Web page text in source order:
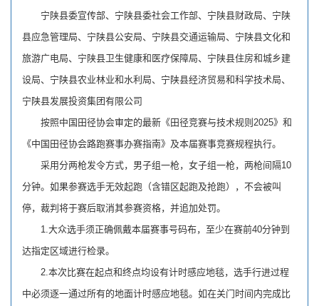
宁陕县委宣传部、宁陕县委社会工作部、宁陕县财政局、宁陕
县应急管理局、宁陕县公安局、宁陕县交通运输局、宁陕县文化和
旅游广电局、宁陕县卫生健康和医疗保障局、宁陕县住房和城乡建
设局、宁陕县农业林业和水利局、宁陕县经济贸易和科学技术局、
宁陕县发展投资集团有限公司
按照中国田径协会审定的最新《田径竞赛与技术规则2025》和
《中国田径协会路跑赛事办赛指南》及本届赛事竞赛规程执行。
采用分两枪发令方式，男子组一枪，女子组一枪，两枪间隔10
分钟。如果参赛选手无效起跑（含错区起跑及抢跑），不会被叫
停，裁判将于赛后取消其参赛资格，并追加处罚。
1.大众选手须正确佩戴本届赛事号码布，至少在赛前40分钟到
达指定区域进行检录。
2.本次比赛在起点和终点均设有计时感应地毯，选手行进过程
中必须逐一通过所有的地面计时感应地毯。如在关门时间内完成比